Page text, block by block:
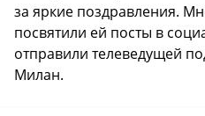
за яркие поздравления.
посвятили ей посты в
отправили телеведущей
Милан.